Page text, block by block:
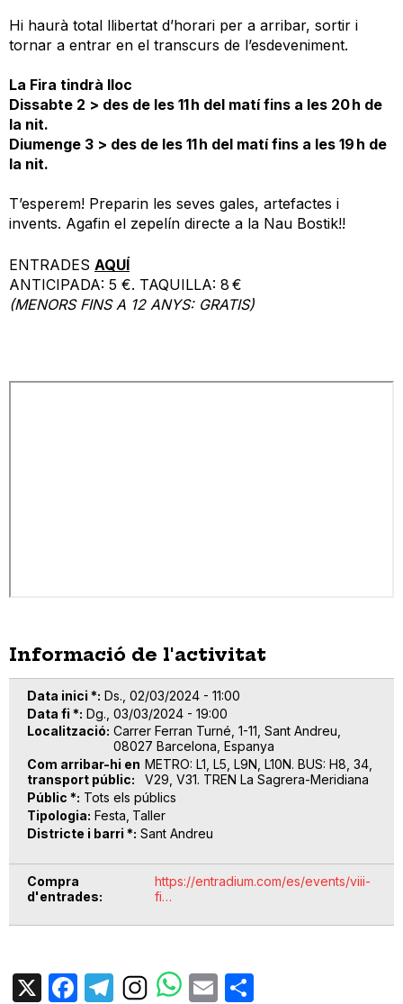
Hi haurà total llibertat d’horari per a arribar, sortir i
tornar a entrar en el transcurs de l’esdeveniment.
La Fira tindrà lloc
Dissabte 2 > des de les 11 h del matí fins a les 20 h de
la nit.
Diumenge 3 > des de les 11 h del matí fins a les 19 h de
la nit.
T’esperem! Preparin les seves gales, artefactes i
invents. Agafin el zepelín directe a la Nau Bostik!!
ENTRADES AQUÍ
ANTICIPADA: 5 €. TAQUILLA: 8 €
(MENORS FINS A 12 ANYS: GRATIS)
Informació de l'activitat
Data inici * Ds., 02/03/2024 - 11:00
Data fi * Dg., 03/03/2024 - 19:00
Localització Carrer Ferran Turné, 1-11, Sant Andreu,
08027 Barcelona, Espanya
Com arribar-hi en
transport públic
METRO: L1, L5, L9N, L10N. BUS: H8, 34,
V29, V31. TREN La Sagrera-Meridiana
Públic * Tots els públics
Tipologia Festa Taller
Districte i barri * Sant Andreu
Compra
d'entrades
https://entradium.com/es/events/viii-
fi…
X Facebook
TelegramEmail